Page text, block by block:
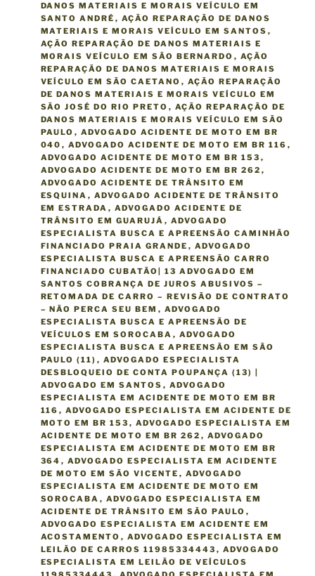
DANOS MATERIAIS E MORAIS VEÍCULO EM
SANTO ANDRÉ , AÇÃO REPARAÇÃO DE DANOS
MATERIAIS E MORAIS VEÍCULO EM SANTOS ,
AÇÃO REPARAÇÃO DE DANOS MATERIAIS E
MORAIS VEÍCULO EM SÃO BERNARDO , AÇÃO
REPARAÇÃO DE DANOS MATERIAIS E MORAIS
VEÍCULO EM SÃO CAETANO , AÇÃO REPARAÇÃO
DE DANOS MATERIAIS E MORAIS VEÍCULO EM
SÃO JOSÉ DO RIO PRETO , AÇÃO REPARAÇÃO DE
DANOS MATERIAIS E MORAIS VEÍCULO EM SÃO
PAULO , ADVOGADO ACIDENTE DE MOTO EM BR
040 , ADVOGADO ACIDENTE DE MOTO EM BR 116 ,
ADVOGADO ACIDENTE DE MOTO EM BR 153 ,
ADVOGADO ACIDENTE DE MOTO EM BR 262 ,
ADVOGADO ACIDENTE DE TRÂNSITO EM
ESQUINA , ADVOGADO ACIDENTE DE TRÂNSITO
EM ESTRADA , ADVOGADO ACIDENTE DE
TRÂNSITO EM GUARUJÁ , ADVOGADO
ESPECIALISTA BUSCA E APREENSÃO CAMINHÃO
FINANCIADO PRAIA GRANDE , ADVOGADO
ESPECIALISTA BUSCA E APREENSÃO CARRO
FINANCIADO CUBATÃO| 13 ADVOGADO EM
SANTOS COBRANÇA DE JUROS ABUSIVOS –
RETOMADA DE CARRO – REVISÃO DE CONTRATO
– NÃO PERCA SEU BEM , ADVOGADO
ESPECIALISTA BUSCA E APREENSÃO DE
VEÍCULOS EM SOROCABA , ADVOGADO
ESPECIALISTA BUSCA E APREENSÃO EM SÃO
PAULO (11) , ADVOGADO ESPECIALISTA
DESBLOQUEIO DE CONTA POUPANÇA (13) |
ADVOGADO EM SANTOS , ADVOGADO
ESPECIALISTA EM ACIDENTE DE MOTO EM BR
116 , ADVOGADO ESPECIALISTA EM ACIDENTE DE
MOTO EM BR 153 , ADVOGADO ESPECIALISTA EM
ACIDENTE DE MOTO EM BR 262 , ADVOGADO
ESPECIALISTA EM ACIDENTE DE MOTO EM BR
364 , ADVOGADO ESPECIALISTA EM ACIDENTE
DE MOTO EM SÃO VICENTE , ADVOGADO
ESPECIALISTA EM ACIDENTE DE MOTO EM
SOROCABA , ADVOGADO ESPECIALISTA EM
ACIDENTE DE TRÂNSITO EM SÃO PAULO ,
ADVOGADO ESPECIALISTA EM ACIDENTE EM
ACOSTAMENTO , ADVOGADO ESPECIALISTA EM
LEILÃO DE CARROS 11985334443 , ADVOGADO
ESPECIALISTA EM LEILÃO DE VEÍCULOS